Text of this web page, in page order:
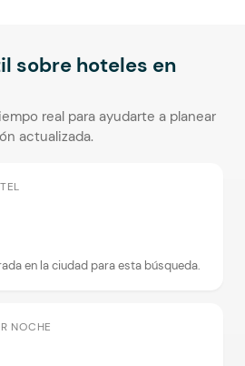
sobre hoteles en
real para ayudarte a planear
actualizada.
en la ciudad para esta búsqueda.
NOCHE